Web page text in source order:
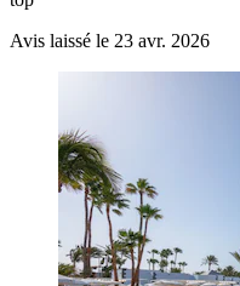
Avis laissé le 23 avr. 2026